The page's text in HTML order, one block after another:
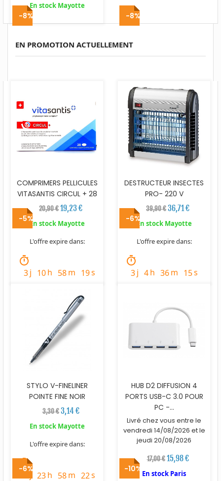
En stock Mayotte
EN PROMOTION ACTUELLEMENT
-8%
COMPRIMERS PELLICULES
VITASANTIS CIRCUL + 28
20,90 €19,23 €
En stock Mayotte
L'offre expire dans:
timer
3j 10h 58m 18s
-8%
DESTRUCTEUR INSECTES
PRO- 220 V
39,90 €36,71 €
En stock Mayotte
L'offre expire dans:
timer
3j 4h 36m 14s
-5%
STYLO V-FINELINER
POINTE FINE NOIR
3,30 € 3,14 €
En stock Mayotte
L'offre expire dans:
timer
j 23h 58m 21s
-6%
HUB D2 DIFFUSION 4
PORTS USB-C 3.0 POUR
PC -...
Livré chez vous entre le
vendredi 14/08/2026 et le
jeudi 20/08/2026
17,00 € 15,98 €
En stock Paris
-6% -10%